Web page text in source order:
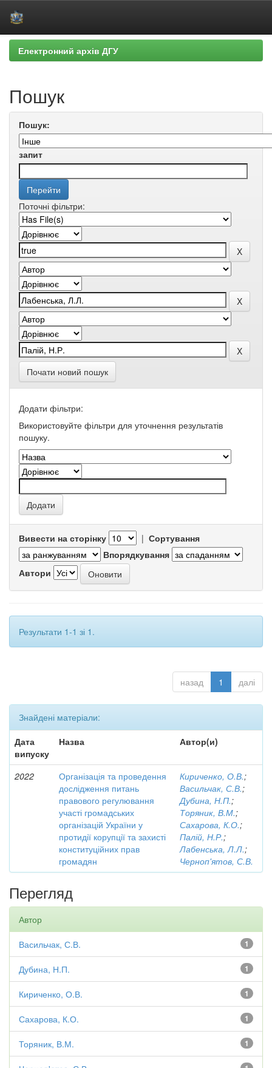
Skip
navigation
Електронний архів ДГУ
Пошук
Пошук:
запит
Поточні фільтри:
Почати новий пошук
Додати фільтри:
Використовуйте фільтри для уточнення результатів
пошуку.
Вивести на сторінку | Сортування
Впорядкування
Автори
Результати 1-1 зі 1.
назад 1 далі
Знайдені матеріали:
Дата
випуску
Назва Автор(и)
2022
Організація та проведення
дослідження питань
правового регулювання
участі громадських
організацій України у
протидії корупції та захисті
конституційних прав
громадян
Кириченко, О.В.;
Васильчак, С.В.;
Дубина, Н.П.;
Торяник, В.М.;
Сахарова, К.О.;
Палій, Н.Р.;
Лабенська, Л.Л.;
Черноп'ятов, С.В.
Перегляд
Автор
1
Васильчак, С.В.
1
Дубина, Н.П.
1
Кириченко, О.В.
1
Сахарова, К.О.
1
Торяник, В.М.